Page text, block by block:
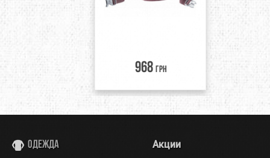
968 грн
Одежда Акции